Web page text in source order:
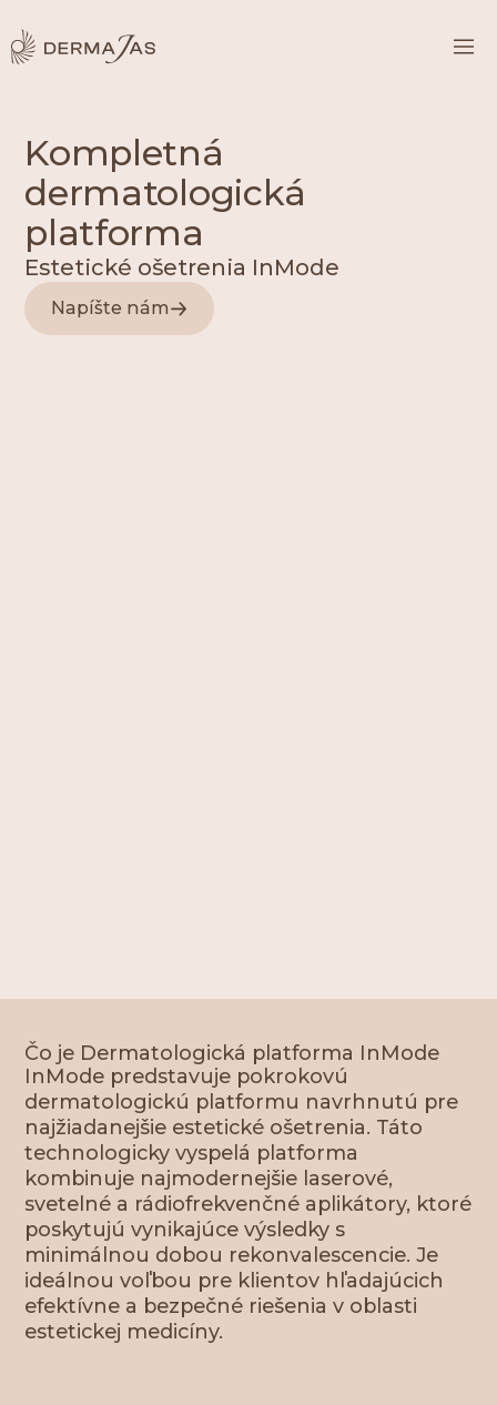
Kompletná
dermatologická
platforma
Estetické ošetrenia InMode
Napíšte nám
Čo je Dermatologická platforma InMode
InMode predstavuje pokrokovú
dermatologickú platformu navrhnutú pre
najžiadanejšie estetické ošetrenia. Táto
technologicky vyspelá platforma
kombinuje najmodernejšie laserové,
svetelné a rádiofrekvenčné aplikátory, ktoré
poskytujú vynikajúce výsledky s
minimálnou dobou rekonvalescencie. Je
ideálnou voľbou pre klientov hľadajúcich
efektívne a bezpečné riešenia v oblasti
estetickej medicíny.